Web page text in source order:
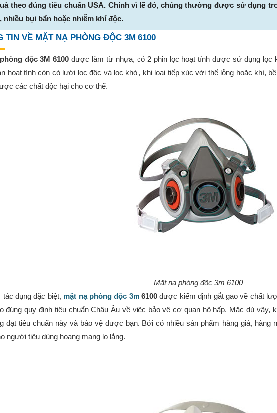
theo đúng tiêu chuẩn USA. Chính vì lẽ đó, chúng thường được sử dụng
nhiều bụi bẩn hoặc nhiễm khí độc.
TIN VỀ MẶT NẠ PHÒNG ĐỘC 3M 6100
độc 3M 6100 được làm từ nhựa, có 2 phin lọc hoạt tính được sử dụng lọc
hoạt tính còn có lưới lọc độc và lọc khói, khi loại tiếp xúc với thể lỏng hoặc khí,
các chất độc hại cho cơ thể.
Mặt nạ phòng độc 3m 6100
tác dụng đặc biệt, mặt nạ phòng độc 3m6100 được kiểm định gắt gao về chất
đúng quy đinh tiêu chuẩn Châu Âu về việc bảo vệ cơ quan hô hấp. Mặc dù vậy,
đạt tiêu chuẩn này và bảo vệ được bạn. Bởi có nhiều sản phẩm hàng giả,
người tiêu dùng hoang mang lo lắng.